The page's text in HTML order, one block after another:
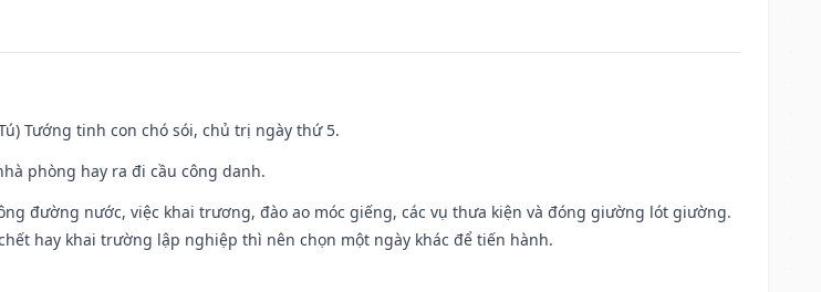
Tướng tinh con chó sói, chủ trị ngày thứ 5.
phòng hay ra đi cầu công danh.
đường nước, việc khai trương, đào ao móc giếng, các vụ thưa kiện và đóng giường lót giường.
hay khai trường lập nghiệp thì nên chọn một ngày khác để tiến hành.